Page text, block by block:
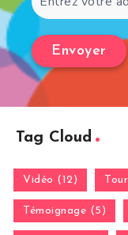
Tag Cloud
Vidéo (12)
Témoignage (5)